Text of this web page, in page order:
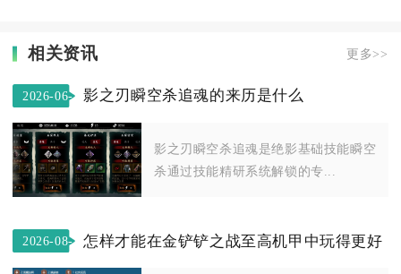
相关资讯 更多>>
2026-06-
影之刃瞬空杀追魂的来历是什么
影之刃瞬空杀追魂是绝影基础技能瞬空
杀通过技能精研系统解锁的专...
2026-08-
怎样才能在金铲铲之战至高机甲中玩得更好